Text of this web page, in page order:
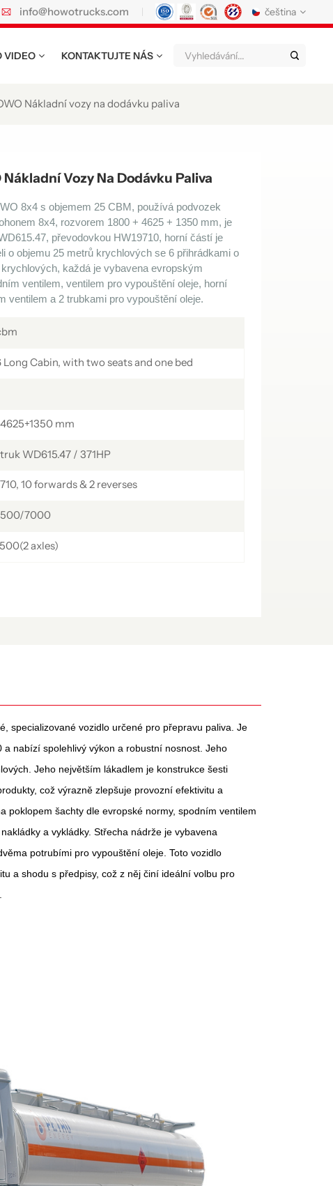
info@howotrucks.com čeština
Русский Italiano
Tiếng Việt عربي
မြန်မာ Filipino
Türkmenler o'zbek
VIDEO KONTAKTUJTE NÁS
Nákladní vozy na dodávku paliva
Vozy Na Dodávku Paliva
8x4 s objemem 25 CBM, používá podvozek
8x4, rozvorem 1800 + 4625 + 1350 mm, je
převodovkou HW19710, horní částí je
o objemu 25 metrů krychlových se 6 přihrádkami o
každá je vybavena evropským
ventilem, ventilem pro vypouštění oleje, horní
ventilem a 2 trubkami pro vypouštění oleje.
Long Cabin, with two seats and one bed
mm
WD615.47 / 371HP
10 forwards & 2 reverses
7000
axles)
specializované vozidlo určené pro přepravu paliva. Je
nabízí spolehlivý výkon a robustní nosnost. Jeho
Jeho největším lákadlem je konstrukce šesti
což výrazně zlepšuje provozní efektivitu a
poklopem šachty dle evropské normy, spodním ventilem
a vykládky. Střecha nádrže je vybavena
potrubími pro vypouštění oleje. Toto vozidlo
a shodu s předpisy, což z něj činí ideální volbu pro